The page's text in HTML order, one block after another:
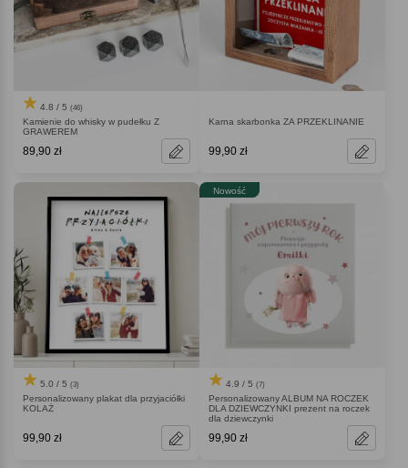
4.8 / 5 (46)
Kamienie do whisky w pudełku Z
GRAWEREM
89,90 zł
Karna skarbonka ZA PRZEKLINANIE
99,90 zł
5.0 / 5 (3)
Personalizowany plakat dla przyjaciółki
KOLAŻ
99,90 zł
Nowość
4.9 / 5 (7)
Personalizowany ALBUM NA ROCZEK
DLA DZIEWCZYNKI prezent na roczek
dla dziewczynki
99,90 zł